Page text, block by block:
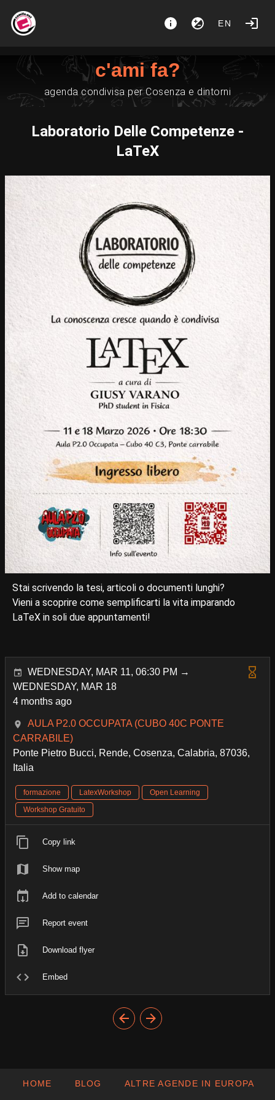
EN
c'ami fa?
agenda condivisa per Cosenza e dintorni
Laboratorio Delle Competenze -
LaTeX
Stai scrivendo la tesi, articoli o documenti lunghi?
Vieni a scoprire come semplificarti la vita imparando
LaTeX in soli due appuntamenti!
WEDNESDAY, MAR 11, 06:30 PM →
WEDNESDAY, MAR 18
4 months ago
AULA P2.0 OCCUPATA (CUBO 40C PONTE
CARRABILE)
Ponte Pietro Bucci, Rende, Cosenza, Calabria, 87036,
Italia
formazione LatexWorkshop
Open Learning
Workshop Gratuito
Copy link
Show map
Add to calendar
Report event
Download flyer
Embed
HOME BLOG ALTRE AGENDE IN EUROPA